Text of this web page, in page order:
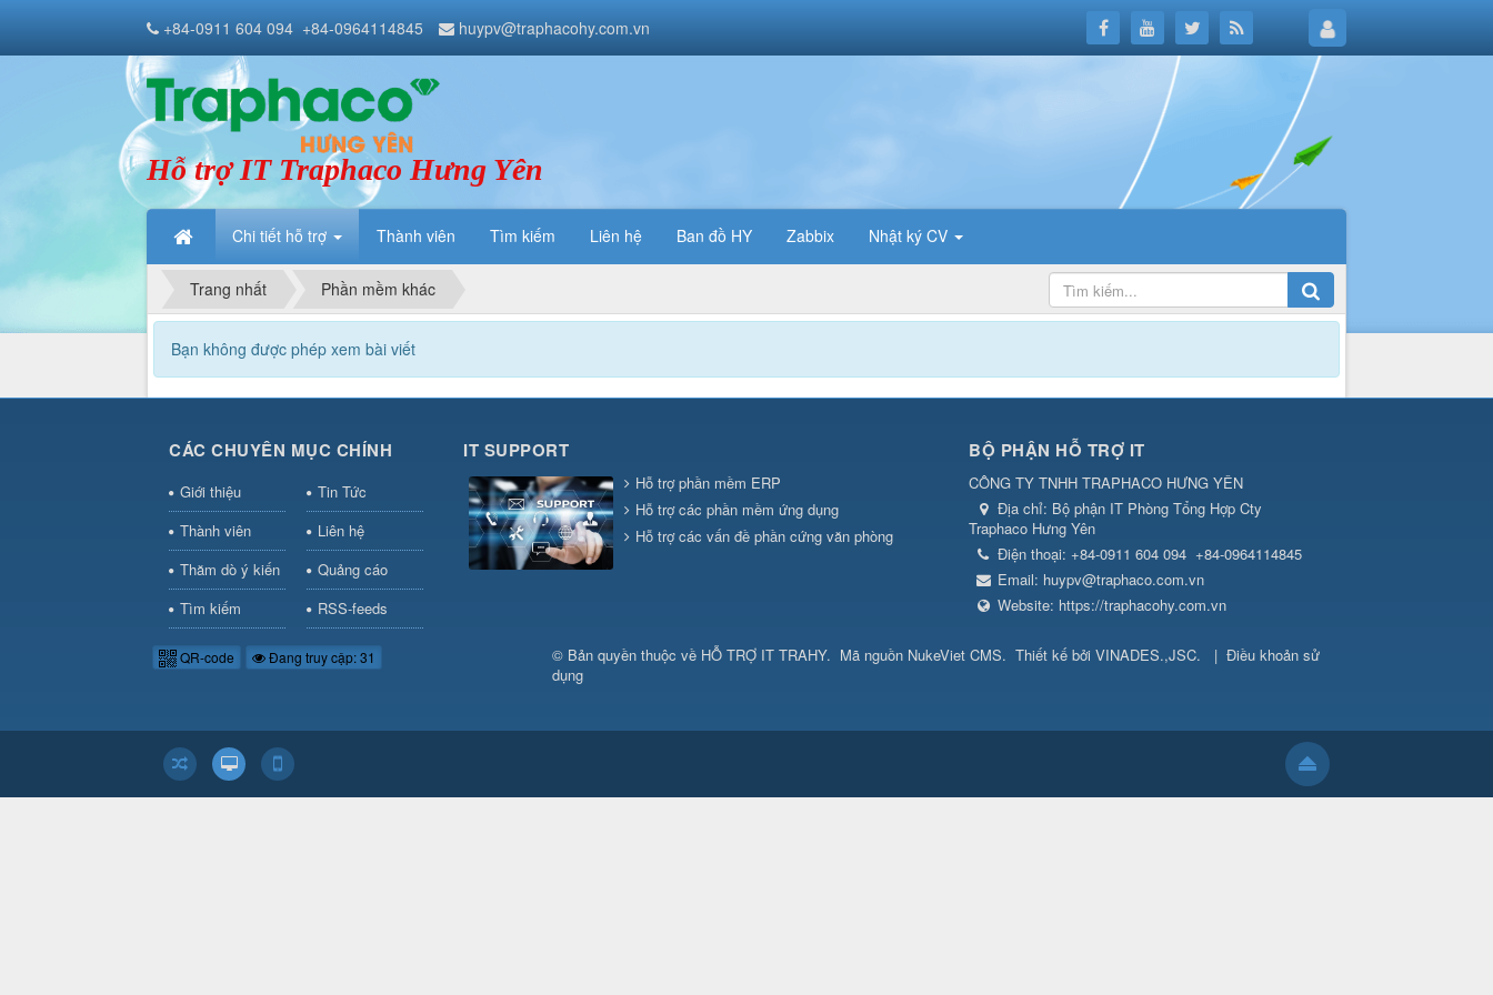
+84-0911 604 094 +84-0964114845 huypv@traphacohy.com.vn
Hỗ trợ IT Traphaco Hưng Yên
Chi tiết hỗ trợ Thành viên Tìm kiếm Liên hệ Ban đồ HY Zabbix Nhật ký CV
Trang nhất Phần mềm khác
Bạn không được phép xem bài viết
CÁC CHUYÊN MỤC CHÍNH
Giới thiệu
Tin Tức
Thành viên
Liên hệ
Thăm dò ý kiến
Quảng cáo
Tìm kiếm
RSS-feeds
IT SUPPORT
Hỗ trợ phần mềm ERP
Hỗ trợ các phần mềm ứng dụng
Hỗ trợ các vấn đề phần cứng văn phòng
BỘ PHẬN HỖ TRỢ IT
CÔNG TY TNHH TRAPHACO HƯNG YÊN
Địa chỉ: Bộ phận IT Phòng Tổng Hợp Cty
Traphaco Hưng Yên
Điện thoại: +84-0911 604 094 +84-0964114845
Email: huypv@traphaco.com.vn
Website: https://traphacohy.com.vn
QR-code Đang truy cập: 31 © Bản quyền thuộc về HỖ TRỢ IT TRAHY. Mã nguồn NukeViet CMS. Thiết kế bởi VINADES.,JSC. | Điều khoản sử
dụng